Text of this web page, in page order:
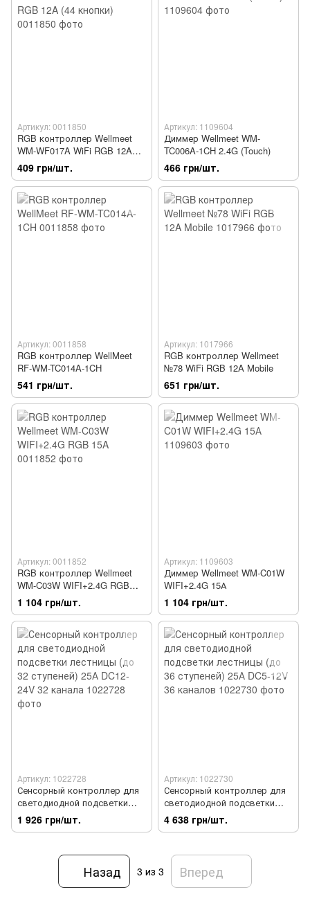
Артикул: 0011850
RGB контроллер Wellmeet
WM-WF017A WiFi RGB 12A
(44 кнопки)
409 грн/шт.
Артикул: 1109604
Диммер Wellmeet WM-
TC006A-1CH 2.4G (Touch)
466 грн/шт.
Артикул: 0011858
RGB контроллер WellMeet
RF-WM-TC014A-1CH
541 грн/шт.
Артикул: 1017966
RGB контроллер Wellmeet
№78 WiFi RGB 12A Mobile
651 грн/шт.
Артикул: 0011852
RGB контроллер Wellmeet
WM-C03W WIFI+2.4G RGB
15A
1 104 грн/шт.
Артикул: 1109603
Диммер Wellmeet WM-C01W
WIFI+2.4G 15А
1 104 грн/шт.
Артикул: 1022728
Сенсорный контроллер для
светодиодной подсветки
лестницы (до 32 ступеней)
25А DC12-24V 32 канала
1 926 грн/шт.
Артикул: 1022730
Сенсорный контроллер для
светодиодной подсветки
лестницы (до 36 ступеней)
25А DC5-12V 36 каналов
4 638 грн/шт.
Назад 3 из 3 Вперед